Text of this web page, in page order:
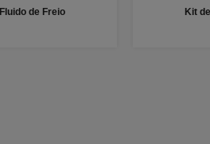
Fluido de Freio Kit